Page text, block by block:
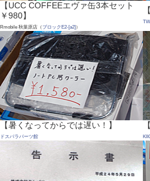
【UCC COFFEEエヴァ缶3本セット
￥980】
Rmobile 秋葉原店（ブロックE2-[a2] ）
【暑くなってからでは遅い！】
ドスパラパーツ館